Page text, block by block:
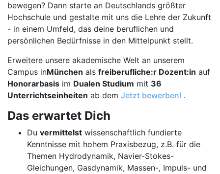
bewegen? Dann starte an Deutschlands größter
Hochschule und gestalte mit uns die Lehre der Zukunft
- in einem Umfeld, das deine beruflichen und
persönlichen Bedürfnisse in den Mittelpunkt stellt.
Erweitere unsere akademische Welt an unserem
Campus inMünchen als freiberufliche:r Dozent:in auf
Honorarbasis im Dualen Studium mit 36
Unterrichtseinheiten ab dem Jetzt bewerben! .
Das erwartet Dich
Du vermittelst wissenschaftlich fundierte
Kenntnisse mit hohem Praxisbezug, z.B. für die
Themen Hydrodynamik, Navier-Stokes-
Gleichungen, Gasdynamik, Massen-, Impuls- und